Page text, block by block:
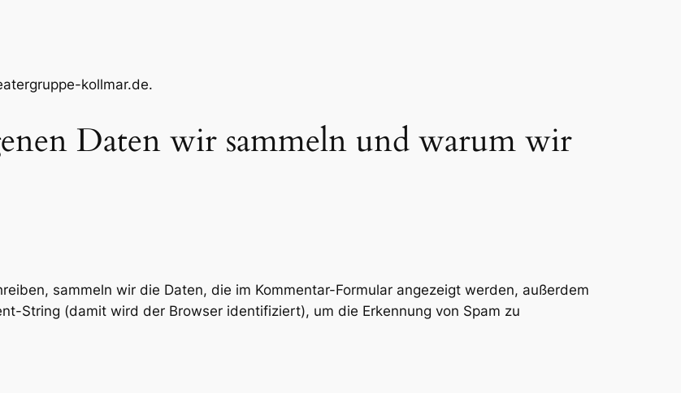
kollmar.de.
Daten wir sammeln und warum wir
sammeln wir die Daten, die im Kommentar-Formular angezeigt werden, außerdem
String (damit wird der Browser identifiziert), um die Erkennung von Spam zu